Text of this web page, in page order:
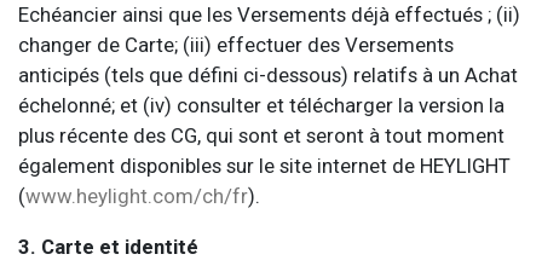
Echéancier ainsi que les Versements déjà effectués ; (ii)
changer de Carte; (iii) effectuer des Versements
anticipés (tels que défini ci-dessous) relatifs à un Achat
échelonné; et (iv) consulter et télécharger la version la
plus récente des CG, qui sont et seront à tout moment
également disponibles sur le site internet de HEYLIGHT
(www.heylight.com/ch/fr).
3. Carte et identité